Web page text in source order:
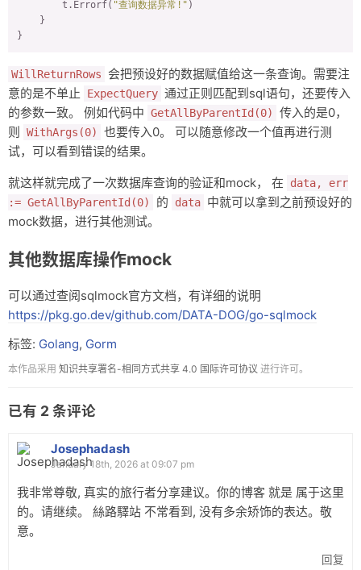
t.Errorf( "查询数据异常!" )
}
}
WillReturnRows 会把预设好的数据赋值给这一条查询。需要注
意的是不单止
ExpectQuery 通过正则匹配到sql语句，还要传入
的参数一致。 例如代码中 GetAllByParentId(0)
传入的是0，
则
WithArgs(0)
也要传入0。 可以随意修改一个值再进行测
试，可以看到错误的结果。
就这样就完成了一次数据库查询的验证和mock， 在
data, err
:= GetAllByParentId(0)
的 data 中就可以拿到之前预设好的
mock数据，进行其他测试。
其他数据库操作mock
可以通过查阅sqlmock官方文档，有详细的说明
https://pkg.go.dev/github.com/DATA-DOG/go-sqlmock
标签: Golang, Gorm
本作品采用 知识共享署名-相同方式共享 4.0 国际许可协议 进行许可。
已有 2 条评论
Josephadash
January 18th, 2026 at 09:07 pm
我非常尊敬, 真实的旅行者分享建议。你的博客 就是 属于这里
的。请继续。 絲路驛站 不常看到, 没有多余矫饰的表达。敬
意。
回复